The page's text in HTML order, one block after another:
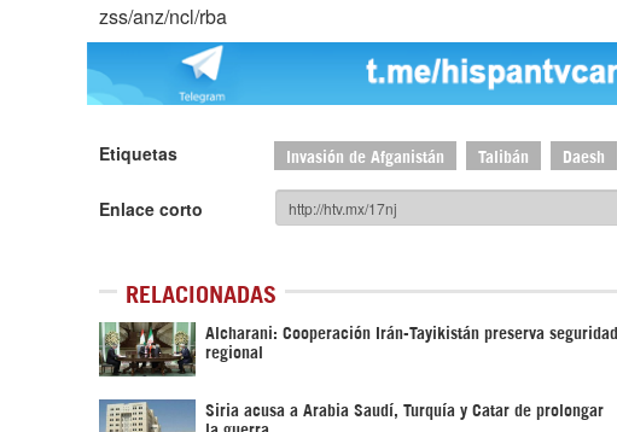
zss/anz/ncl/rba
Etiquetas Invasión de Afganistán Talibán Daesh
Enlace corto
RELACIONADAS
Alcharani: Cooperación Irán-Tayikistán preserva seguridad
regional
Siria acusa a Arabia Saudí, Turquía y Catar de prolongar
la guerra